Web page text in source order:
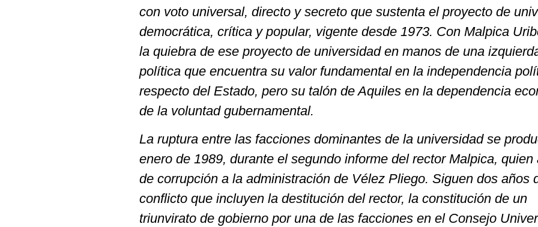
con voto universal, directo y secreto que sustenta el proyecto de
democrática, crítica y popular, vigente desde 1973. Con Malpica
la quiebra de ese proyecto de universidad en manos de una
política que encuentra su valor fundamental en la independencia
respecto del Estado, pero su talón de Aquiles en la dependencia
de la voluntad gubernamental.
La ruptura entre las facciones dominantes de la universidad se
enero de 1989, durante el segundo informe del rector Malpica, quien
de corrupción a la administración de Vélez Pliego. Siguen dos años
conflicto que incluyen la destitución del rector, la constitución de un
triunvirato de gobierno por una de las facciones en el Consejo